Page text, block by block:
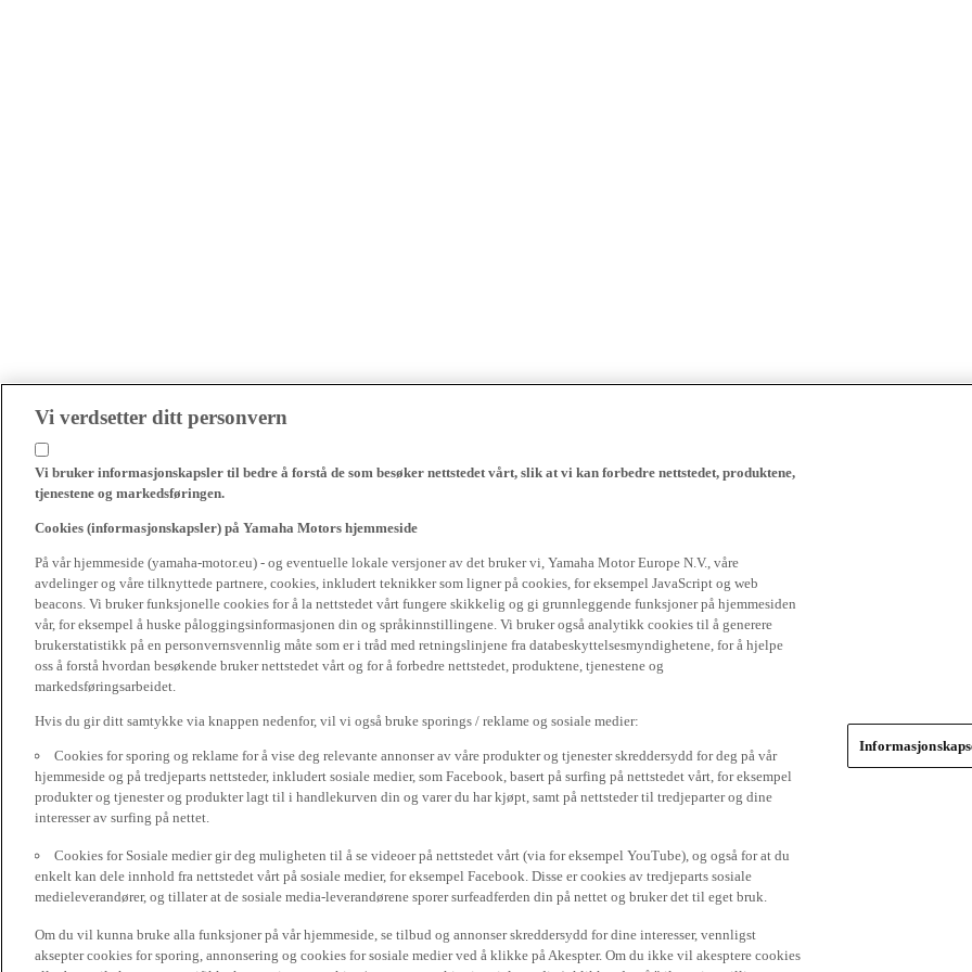
Vi verdsetter ditt personvern
Vi bruker informasjonskapsler til bedre å forstå de som besøker nettstedet vårt, slik at vi kan forbedre nettstedet, produktene,
tjenestene og markedsføringen.
Cookies (informasjonskapsler) på Yamaha Motors hjemmeside
På vår hjemmeside (yamaha-motor.eu) - og eventuelle lokale versjoner av det bruker vi, Yamaha Motor Europe N.V., våre
avdelinger og våre tilknyttede partnere, cookies, inkludert teknikker som ligner på cookies, for eksempel JavaScript og web
beacons. Vi bruker funksjonelle cookies for å la nettstedet vårt fungere skikkelig og gi grunnleggende funksjoner på hjemmesiden
vår, for eksempel å huske påloggingsinformasjonen din og språkinnstillingene. Vi bruker også analytikk cookies til å generere
brukerstatistikk på en personvernsvennlig måte som er i tråd med retningslinjene fra databeskyttelsesmyndighetene, for å hjelpe
oss å forstå hvordan besøkende bruker nettstedet vårt og for å forbedre nettstedet, produktene, tjenestene og
markedsføringsarbeidet.
Hvis du gir ditt samtykke via knappen nedenfor, vil vi også bruke sporings / reklame og sosiale medier:
Cookies for sporing og reklame for å vise deg relevante annonser av våre produkter og tjenester skreddersydd for deg på vår
hjemmeside og på tredjeparts nettsteder, inkludert sosiale medier, som Facebook, basert på surfing på nettstedet vårt, for eksempel
produkter og tjenester og produkter lagt til i handlekurven din og varer du har kjøpt, samt på nettsteder til tredjeparter og dine
interesser av surfing på nettet.
Cookies for Sosiale medier gir deg muligheten til å se videoer på nettstedet vårt (via for eksempel YouTube), og også for at du
enkelt kan dele innhold fra nettstedet vårt på sosiale medier, for eksempel Facebook. Disse er cookies av tredjeparts sosiale
medieleverandører, og tillater at de sosiale media-leverandørene sporer surfeadferden din på nettet og bruker det til eget bruk.
Om du vil kunna bruke alla funksjoner på vår hjemmeside, se tilbud og annonser skreddersydd for dine interesser, vennligst
aksepter cookies for sporing, annonsering og cookies for sosiale medier ved å klikke på Akespter. Om du ikke vil akesptere cookies